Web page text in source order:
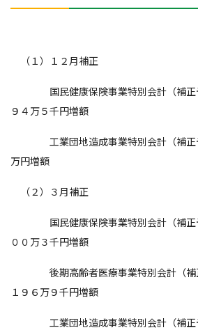
（１）１２月補正
国民健康保険事業特別会計（補正
９４万５千円増額
工業団地造成事業特別会計（補正
万円増額
（２）３月補正
国民健康保険事業特別会計（補正
００万３千円増額
後期高齢者医療事業特別会計（補
１９６万９千円増額
工業団地造成事業特別会計（補正